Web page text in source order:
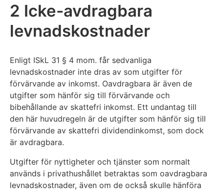
2 Icke-avdragbara
levnadskostnader
Enligt ISkL 31 § 4 mom. får sedvanliga
levnadskostnader inte dras av som utgifter för
förvärvande av inkomst. Oavdragbara är även de
utgifter som hänför sig till förvärvande och
bibehållande av skattefri inkomst. Ett undantag till
den här huvudregeln är de utgifter som hänför sig till
förvärvande av skattefri dividendinkomst, som dock
är avdragbara.
Utgifter för nyttigheter och tjänster som normalt
används i privathushållet betraktas som oavdragbara
levnadskostnader, även om de också skulle hänföra